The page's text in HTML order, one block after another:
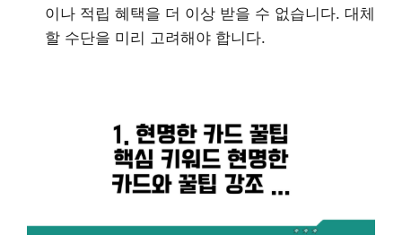
이나 적립 혜택을 더 이상 받을 수 없습니다. 대체
할 수단을 미리 고려해야 합니다.